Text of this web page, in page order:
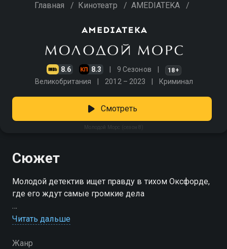
Главная / Кинотеатр / AMEDIATEKA /
8.6 8.3 9 Сезонов 18+
Великобритания 2012 – 2023 Криминал
Молодой Морс (сезон 8)
Смотреть
Сюжет
Молодой детектив ищет правду в тихом Оксфорде,
где его ждут самые громкие дела
Посмотреть онлайн 8 сезон сериала Молодой Морс
качестве на Смотрёшке
Читать дальше
Жанр